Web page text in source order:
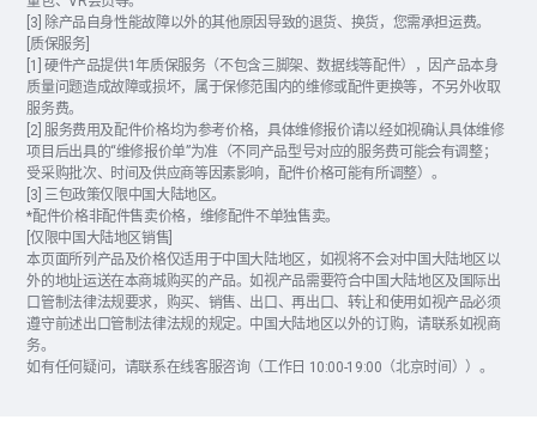
[3] 除产品自身性能故障以外的其他原因导致的退货、换货，您需承担运费。
[质保服务]
[1] 硬件产品提供1年质保服务（不包含三脚架、数据线等配件），因产品本身
质量问题造成故障或损坏，属于保修范围内的维修或配件更换等，不另外收取
服务费。
[2] 服务费用及配件价格均为参考价格，具体维修报价请以经如视确认具体维修
项目后出具的“维修报价单”为准（不同产品型号对应的服务费可能会有调整；
受采购批次、时间及供应商等因素影响，配件价格可能有所调整）。
[3] 三包政策仅限中国大陆地区。
*配件价格非配件售卖价格，维修配件不单独售卖。
[仅限中国大陆地区销售]
本页面所列产品及价格仅适用于中国大陆地区，如视将不会对中国大陆地区以
外的地址运送在本商城购买的产品。如视产品需要符合中国大陆地区及国际出
口管制法律法规要求，购买、销售、出口、再出口、转让和使用如视产品必须
遵守前述出口管制法律法规的规定。中国大陆地区以外的订购，请联系如视商
务。
如有任何疑问，请联系在线客服咨询（工作日 10:00-19:00（北京时间））。